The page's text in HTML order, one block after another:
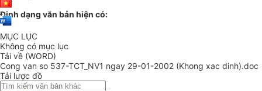
Định dạng văn bản hiện có:
MỤC LỤC
Không có mục lục
Tải về (WORD)
Cong van so 537-TCT_NV1 ngay 29-01-2002 (Khong xac dinh).doc
Tải lược đồ